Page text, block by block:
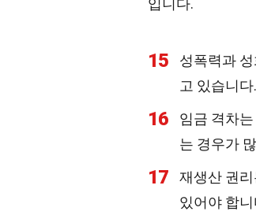
입니다.
15
성폭력과
고 있습니다.
16
임금 격차
는 경우가
17
재생산 권
있어야 합니